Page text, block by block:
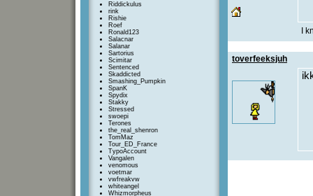
Riddickulus
rink
Rishie
Roef
Ronald123
Salacnar
Salanar
Sartorius
Scimitar
Sentenced
Skaddicted
Smashing_Pumpkin
SpanK
Spydix
Stakky
Stressed
swoepi
Terones
the_real_shenron
TomMaz
Tour_ED_France
TypoAccount
Vangalen
venomous
voetmar
vwfreakvw
whiteangel
Whizmorpheus
I
toverfeeksjuh